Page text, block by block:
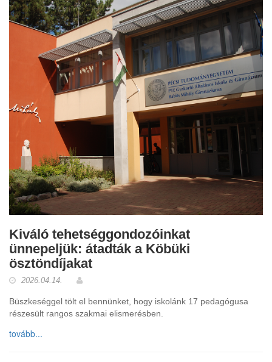
Kiváló tehetséggondozóinkat
ünnepeljük: átadták a Köbüki
ösztöndíjakat
2026.04.14.
Büszkeséggel tölt el bennünket, hogy iskolánk 17 pedagógusa
részesült rangos szakmai elismerésben.
tovább...